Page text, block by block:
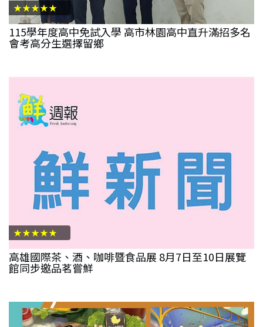
★★★★★
115學年度高中免試入學 高市林園高中直升滿招多名
會考高分生選擇留鄉
★★★★★
高雄國際茶、酒、咖啡暨食品展 8月7日至10日展覽
館同步邀品茗嘗鮮